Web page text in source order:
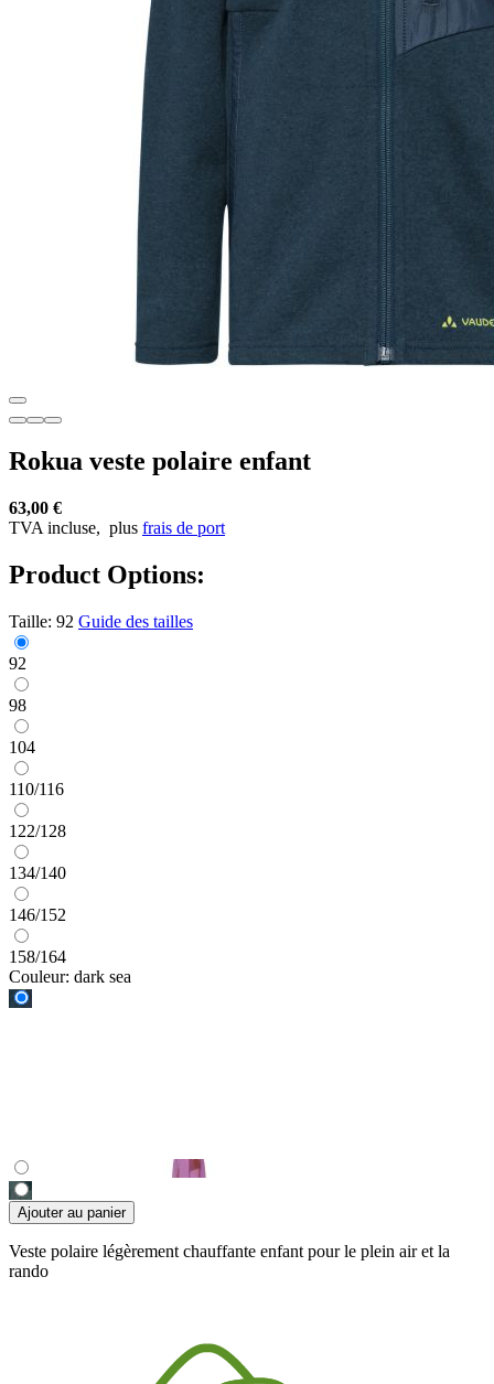
Rokua veste polaire enfant
63,00 €
TVA incluse, plus frais de port
Product Options:
Taille: 92 Guide des tailles
92
98
104
110/116
122/128
134/140
146/152
158/164
Couleur: dark sea
Ajouter au panier
Veste polaire légèrement chauffante enfant pour le plein air et la
rando